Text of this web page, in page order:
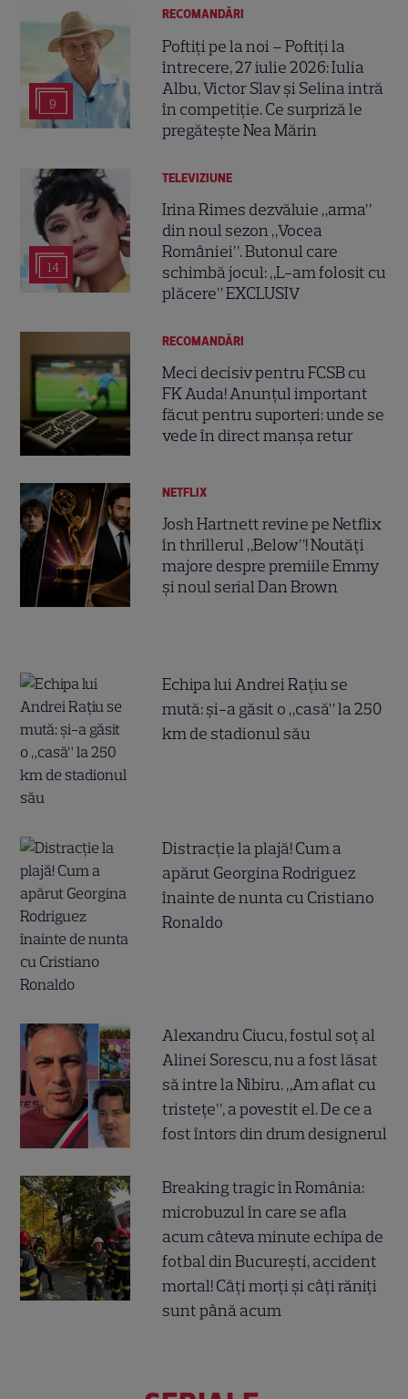
9
RECOMANDĂRI
Poftiți pe la noi – Poftiți la
întrecere, 27 iulie 2026: Iulia
Albu, Victor Slav și Selina intră
în competiție. Ce surpriză le
pregătește Nea Mărin
14
TELEVIZIUNE
Irina Rimes dezvăluie „arma”
din noul sezon „Vocea
României”. Butonul care
schimbă jocul: „L-am folosit cu
plăcere” EXCLUSIV
RECOMANDĂRI
Meci decisiv pentru FCSB cu
FK Auda! Anunțul important
făcut pentru suporteri: unde se
vede în direct manșa retur
NETFLIX
Josh Hartnett revine pe Netflix
în thrillerul „Below”! Noutăți
majore despre premiile Emmy
și noul serial Dan Brown
Echipa lui Andrei Rațiu se
mută: și-a găsit o „casă” la 250
km de stadionul său
Distracție la plajă! Cum a
apărut Georgina Rodriguez
înainte de nunta cu Cristiano
Ronaldo
Alexandru Ciucu, fostul soț al
Alinei Sorescu, nu a fost lăsat
să intre la Nibiru. „Am aflat cu
tristețe”, a povestit el. De ce a
fost întors din drum designerul
Breaking tragic în România:
microbuzul în care se afla
acum câteva minute echipa de
fotbal din București, accident
mortal! Câți morți și câți răniți
sunt până acum